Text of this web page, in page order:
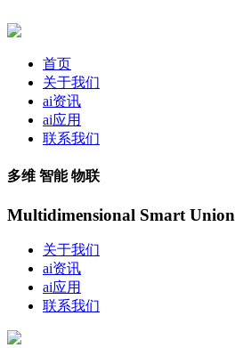
首页
关于我们
ai资讯
ai应用
联系我们
多维 智能 物联
Multidimensional Smart Union
关于我们
ai资讯
ai应用
联系我们